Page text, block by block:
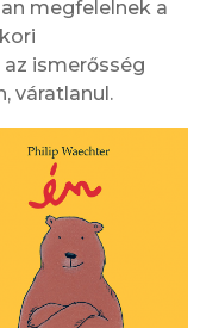
megfelelnek a
ismerősség
váratlanul.